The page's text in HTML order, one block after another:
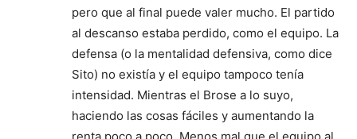
pero que al final puede valer mucho. El partido
al descanso estaba perdido, como el equipo. La
defensa (o la mentalidad defensiva, como dice
Sito) no existía y el equipo tampoco tenía
intensidad. Mientras el Brose a lo suyo,
haciendo las cosas fáciles y aumentando la